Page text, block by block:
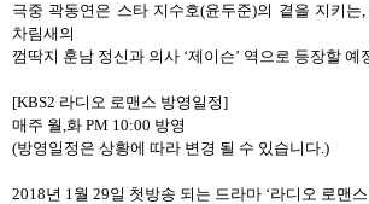
극중 곽동연은 스타 지수호(윤두준)의 곁을 지키는,
차림새의
껌딱지 훈남 정신과 의사 ‘제이슨’ 역으로 등장할 예
[KBS2 라디오 로맨스 방영일정]
매주 월,화 PM 10:00 방영
(방영일정은 상황에 따라 변경 될 수 있습니다.)
2018년 1월 29일 첫방송 되는 드라마 ‘라디오 로맨스